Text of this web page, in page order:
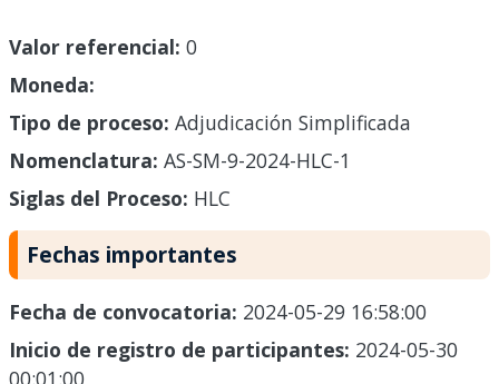
Valor referencial: 0
Moneda:
Tipo de proceso: Adjudicación Simplificada
Nomenclatura: AS-SM-9-2024-HLC-1
Siglas del Proceso: HLC
Fechas importantes
Fecha de convocatoria: 2024-05-29 16:58:00
Inicio de registro de participantes: 2024-05-30
00:01:00